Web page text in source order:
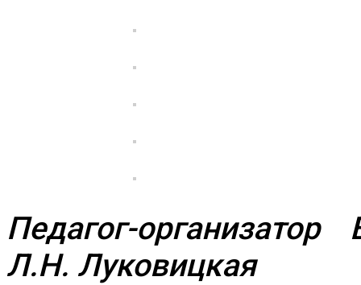
Педагог-
Л.Н. Луковицкая